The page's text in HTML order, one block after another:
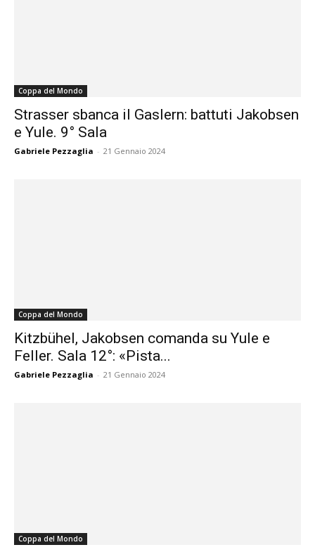
Coppa del Mondo
Strasser sbanca il Gaslern: battuti Jakobsen
e Yule. 9° Sala
Gabriele Pezzaglia - 21 Gennaio 2024
Coppa del Mondo
Kitzbühel, Jakobsen comanda su Yule e
Feller. Sala 12°: «Pista...
Gabriele Pezzaglia - 21 Gennaio 2024
Coppa del Mondo